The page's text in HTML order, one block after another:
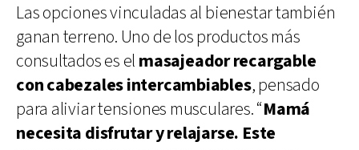
Las opciones vinculadas al bienestar también
ganan terreno. Uno de los productos más
consultados es el masajeador recargable
con cabezales intercambiables, pensado
para aliviar tensiones musculares. “Mamá
necesita disfrutar y relajarse. Este